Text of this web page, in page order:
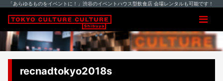
「あらゆるものをイベントに！」渋谷のイベントハウス型飲食店 会場レンタルも可能です！
recnadtokyo2018s